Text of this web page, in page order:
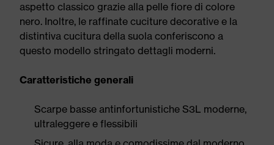
aspetto classico grazie alla pelle fiore di colore
nero. Inoltre, le raffinate cuciture decorative e la
distintiva cucitura della suola conferiscono a
questo modello stringato dettagli moderni.
Caratteristiche generali
Scarpe basse antinfortunistiche S3L moderne,
ultraleggere e flessibili